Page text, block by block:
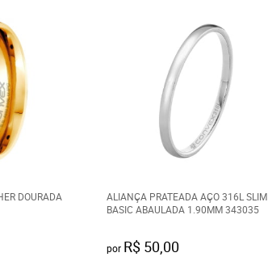
DOURADA
ALIANÇA PRATEADA AÇO 316L SLIM
BASIC ABAULADA 1.90MM 343035
por R$ 50,00